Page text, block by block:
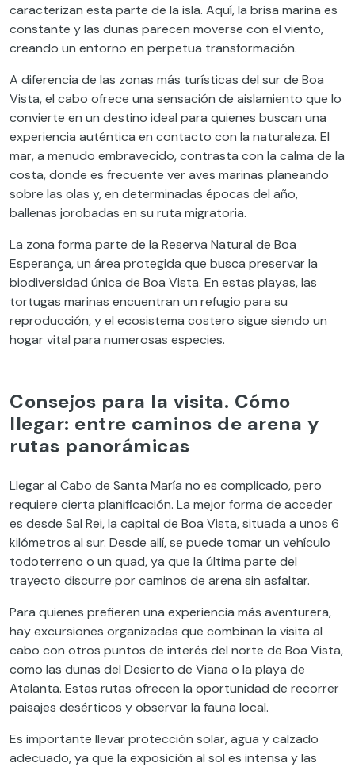
caracterizan esta parte de la isla. Aquí, la brisa marina es
constante y las dunas parecen moverse con el viento,
creando un entorno en perpetua transformación.
A diferencia de las zonas más turísticas del sur de Boa
Vista, el cabo ofrece una sensación de aislamiento que lo
convierte en un destino ideal para quienes buscan una
experiencia auténtica en contacto con la naturaleza. El
mar, a menudo embravecido, contrasta con la calma de la
costa, donde es frecuente ver aves marinas planeando
sobre las olas y, en determinadas épocas del año,
ballenas jorobadas en su ruta migratoria.
La zona forma parte de la Reserva Natural de Boa
Esperança, un área protegida que busca preservar la
biodiversidad única de Boa Vista. En estas playas, las
tortugas marinas encuentran un refugio para su
reproducción, y el ecosistema costero sigue siendo un
hogar vital para numerosas especies.
Consejos para la visita. Cómo
llegar: entre caminos de arena y
rutas panorámicas
Llegar al Cabo de Santa María no es complicado, pero
requiere cierta planificación. La mejor forma de acceder
es desde Sal Rei, la capital de Boa Vista, situada a unos 6
kilómetros al sur. Desde allí, se puede tomar un vehículo
todoterreno o un quad, ya que la última parte del
trayecto discurre por caminos de arena sin asfaltar.
Para quienes prefieren una experiencia más aventurera,
hay excursiones organizadas que combinan la visita al
cabo con otros puntos de interés del norte de Boa Vista,
como las dunas del Desierto de Viana o la playa de
Atalanta. Estas rutas ofrecen la oportunidad de recorrer
paisajes desérticos y observar la fauna local.
Es importante llevar protección solar, agua y calzado
adecuado, ya que la exposición al sol es intensa y las